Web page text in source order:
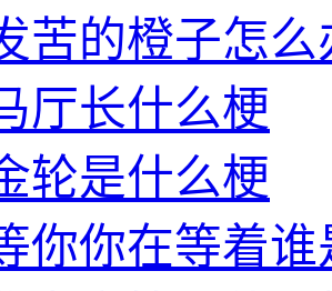
苦的橙子怎么
厅长什么梗
轮是什么梗
你你在等着谁